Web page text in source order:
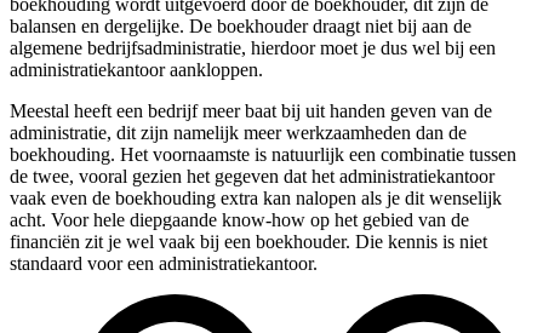
boekhouding wordt uitgevoerd door de boekhouder, dit zijn de
balansen en dergelijke. De boekhouder draagt niet bij aan de
algemene bedrijfsadministratie, hierdoor moet je dus wel bij een
administratiekantoor aankloppen.
Meestal heeft een bedrijf meer baat bij uit handen geven van de
administratie, dit zijn namelijk meer werkzaamheden dan de
boekhouding. Het voornaamste is natuurlijk een combinatie tussen
de twee, vooral gezien het gegeven dat het administratiekantoor
vaak even de boekhouding extra kan nalopen als je dit wenselijk
acht. Voor hele diepgaande know-how op het gebied van de
financiën zit je wel vaak bij een boekhouder. Die kennis is niet
standaard voor een administratiekantoor.